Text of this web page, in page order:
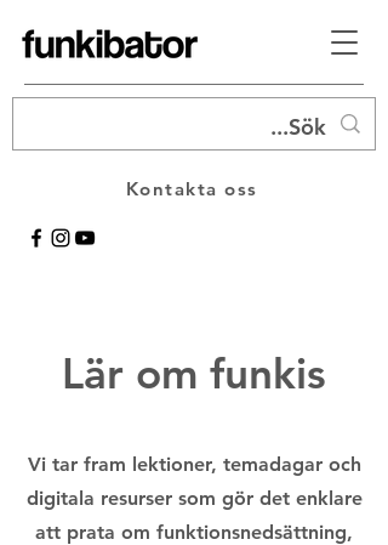
Kontakta oss
Lär om funkis
Vi tar fram lektioner, temadagar och
digitala resurser som gör det enklare
att prata om funktionsnedsättning,